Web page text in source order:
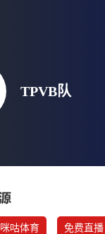
TPVB队
咪咕体育 免费直播